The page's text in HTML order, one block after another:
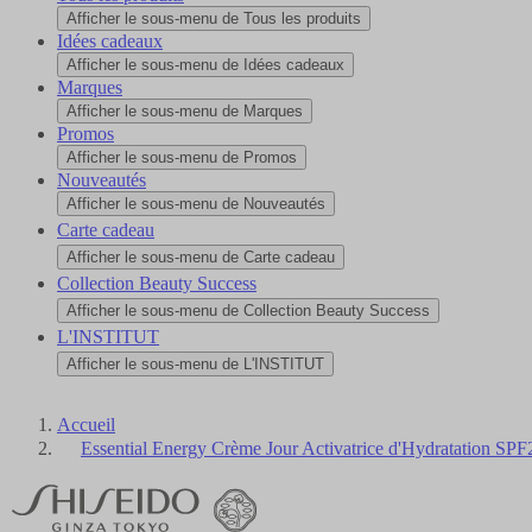
Afficher le sous-menu de Tous les produits
Idées cadeaux
Afficher le sous-menu de Idées cadeaux
Marques
Afficher le sous-menu de Marques
Promos
Afficher le sous-menu de Promos
Nouveautés
Afficher le sous-menu de Nouveautés
Carte cadeau
Afficher le sous-menu de Carte cadeau
Collection Beauty Success
Afficher le sous-menu de Collection Beauty Success
L'INSTITUT
Afficher le sous-menu de L'INSTITUT
Accueil
Essential Energy Crème Jour Activatrice d'Hydratation